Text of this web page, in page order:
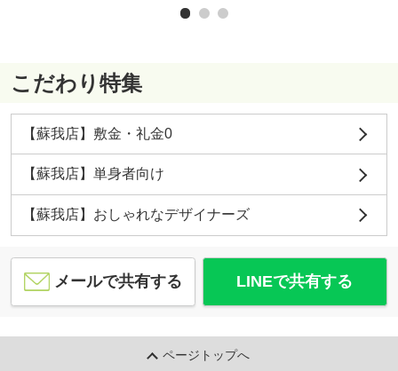
こだわり特集
【蘇我店】敷金・礼金0
【蘇我店】単身者向け
【蘇我店】おしゃれなデザイナーズ
メールで共有する LINEで共有する
ページトップへ